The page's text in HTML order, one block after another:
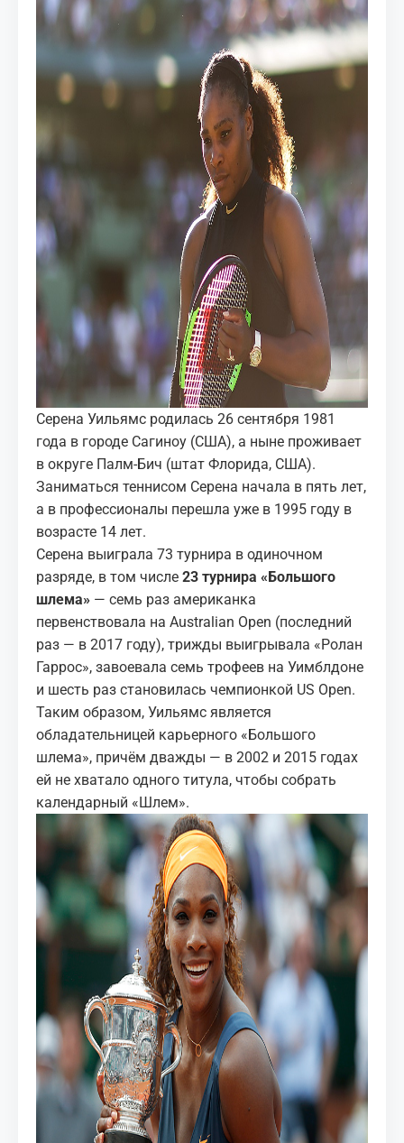
Серена Уильямс родилась 26 сентября 1981
года в городе Сагиноу (США), а ныне проживает
в округе Палм-Бич (штат Флорида, США).
Заниматься теннисом Серена начала в пять лет,
а в профессионалы перешла уже в 1995 году в
возрасте 14 лет.
Серена выиграла 73 турнира в одиночном
разряде, в том числе 23 турнира «Большого
шлема» — семь раз американка
первенствовала на Australian Open (последний
раз — в 2017 году), трижды выигрывала «Ролан
Гаррос», завоевала семь трофеев на Уимблдоне
и шесть раз становилась чемпионкой US Open.
Таким образом, Уильямс является
обладательницей карьерного «Большого
шлема», причём дважды — в 2002 и 2015 годах
ей не хватало одного титула, чтобы собрать
календарный «Шлем».